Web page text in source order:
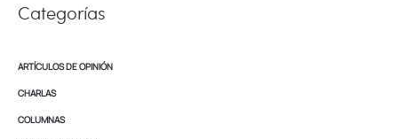
Categorías
ARTÍCULOS DE OPINIÓN
CHARLAS
COLUMNAS